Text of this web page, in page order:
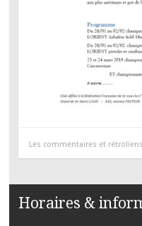
Les commentaires et
Horaires &